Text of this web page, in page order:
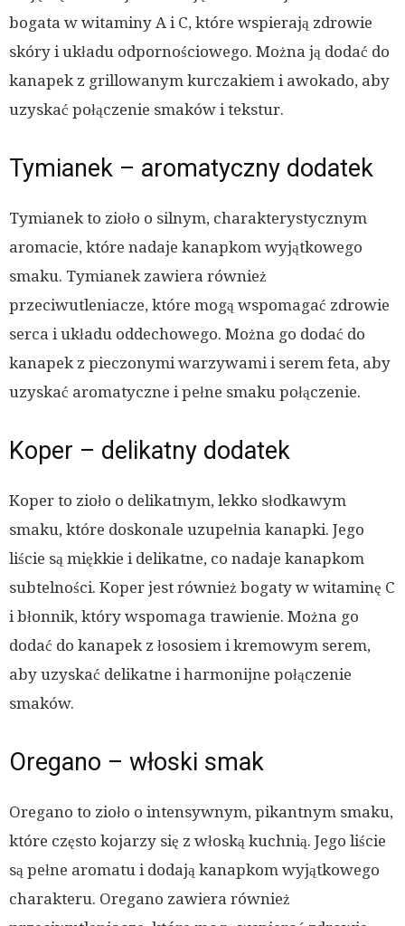
bogata w witaminy A i C, które wspierają zdrowie
skóry i układu odpornościowego. Można ją dodać do
kanapek z grillowanym kurczakiem i awokado, aby
uzyskać połączenie smaków i tekstur.
Tymianek – aromatyczny dodatek
Tymianek to zioło o silnym, charakterystycznym
aromacie, które nadaje kanapkom wyjątkowego
smaku. Tymianek zawiera również
przeciwutleniacze, które mogą wspomagać zdrowie
serca i układu oddechowego. Można go dodać do
kanapek z pieczonymi warzywami i serem feta, aby
uzyskać aromatyczne i pełne smaku połączenie.
Koper – delikatny dodatek
Koper to zioło o delikatnym, lekko słodkawym
smaku, które doskonale uzupełnia kanapki. Jego
liście są miękkie i delikatne, co nadaje kanapkom
subtelności. Koper jest również bogaty w witaminę C
i błonnik, który wspomaga trawienie. Można go
dodać do kanapek z łososiem i kremowym serem,
aby uzyskać delikatne i harmonijne połączenie
smaków.
Oregano – włoski smak
Oregano to zioło o intensywnym, pikantnym smaku,
które często kojarzy się z włoską kuchnią. Jego liście
są pełne aromatu i dodają kanapkom wyjątkowego
charakteru. Oregano zawiera również